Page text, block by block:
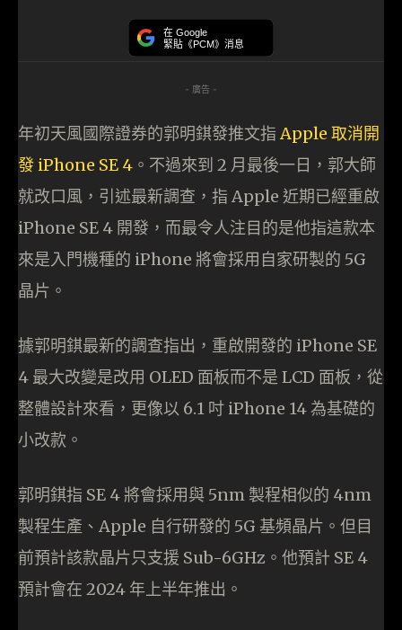
在 Google
緊貼《PCM》消息
- 廣告 -
年初天風國際證券的郭明錤發推文指Apple 取消開
發 iPhone SE 4 。不過來到 2 月最後一日，郭大師
就改口風，引述最新調查，指 Apple 近期已經重啟
iPhone SE 4 開發，而最令人注目的是他指這款本
來是入門機種的 iPhone 將會採用自家研製的 5G
晶片。
據郭明錤最新的調查指出，重啟開發的 iPhone SE
4 最大改變是改用 OLED 面板而不是 LCD 面板，從
整體設計來看，更像以 6.1 吋 iPhone 14 為基礎的
小改款。
郭明錤指 SE 4 將會採用與 5nm 製程相似的 4nm
製程生產、Apple 自行研發的 5G 基頻晶片。但目
前預計該款晶片只支援 Sub-6GHz。他預計 SE 4
預計會在 2024 年上半年推出。